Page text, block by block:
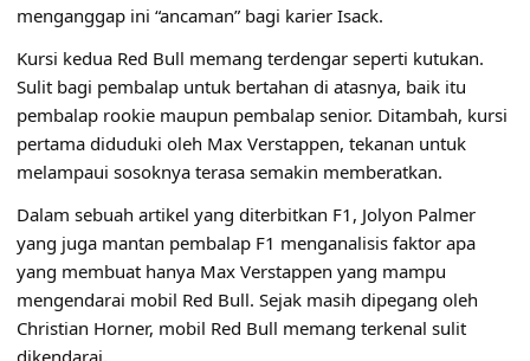
menganggap ini “ancaman” bagi karier Isack.
Kursi kedua Red Bull memang terdengar seperti kutukan.
Sulit bagi pembalap untuk bertahan di atasnya, baik itu
pembalap rookie maupun pembalap senior. Ditambah, kursi
pertama diduduki oleh Max Verstappen, tekanan untuk
melampaui sosoknya terasa semakin memberatkan.
Dalam sebuah artikel yang diterbitkan F1, Jolyon Palmer
yang juga mantan pembalap F1 menganalisis faktor apa
yang membuat hanya Max Verstappen yang mampu
mengendarai mobil Red Bull. Sejak masih dipegang oleh
Christian Horner, mobil Red Bull memang terkenal sulit
dikendarai.